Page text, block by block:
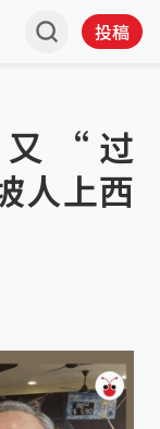
投稿
又“过
人上西